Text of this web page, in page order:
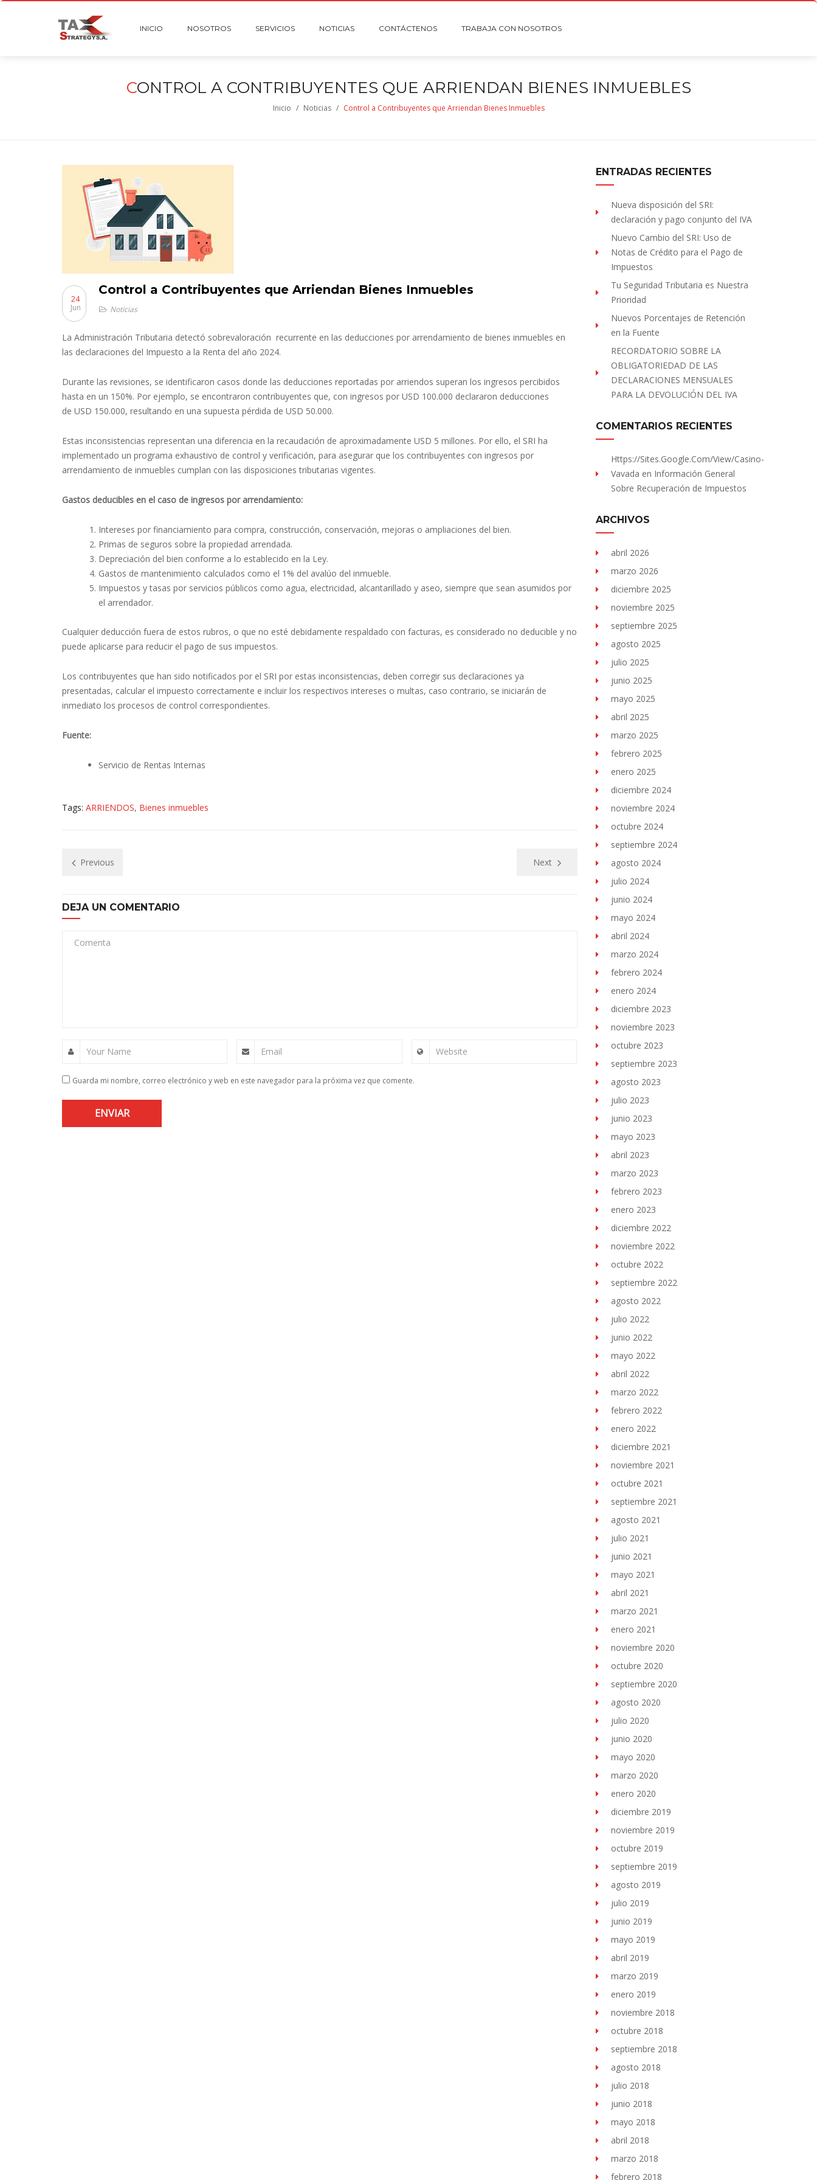
INICIO NOSOTROS SERVICIOS NOTICIAS CONTÁCTENOS TRABAJA CON NOSOTROS
CONTROL A CONTRIBUYENTES QUE ARRIENDAN BIENES INMUEBLES
Inicio / Noticias / Control a Contribuyentes que Arriendan Bienes Inmuebles
Control a Contribuyentes que Arriendan Bienes Inmuebles
24
Jun
Noticias
La Administración Tributaria detectó sobrevaloración recurrente en las deducciones por arrendamiento de bienes inmuebles en
las declaraciones del Impuesto a la Renta del año 2024.
Durante las revisiones, se identificaron casos donde las deducciones reportadas por arriendos superan los ingresos percibidos
hasta en un 150%. Por ejemplo, se encontraron contribuyentes que, con ingresos por USD 100.000 declararon deducciones
de USD 150.000, resultando en una supuesta pérdida de USD 50.000.
Estas inconsistencias representan una diferencia en la recaudación de aproximadamente USD 5 millones. Por ello, el SRI ha
implementado un programa exhaustivo de control y verificación, para asegurar que los contribuyentes con ingresos por
arrendamiento de inmuebles cumplan con las disposiciones tributarias vigentes.
Gastos deducibles en el caso de ingresos por arrendamiento:
Intereses por financiamiento para compra, construcción, conservación, mejoras o ampliaciones del bien.
Primas de seguros sobre la propiedad arrendada.
Depreciación del bien conforme a lo establecido en la Ley.
Gastos de mantenimiento calculados como el 1% del avalúo del inmueble.
Impuestos y tasas por servicios públicos como agua, electricidad, alcantarillado y aseo, siempre que sean asumidos por
el arrendador.
Cualquier deducción fuera de estos rubros, o que no esté debidamente respaldado con facturas, es considerado no deducible y no
puede aplicarse para reducir el pago de sus impuestos.
Los contribuyentes que han sido notificados por el SRI por estas inconsistencias, deben corregir sus declaraciones ya
presentadas, calcular el impuesto correctamente e incluir los respectivos intereses o multas, caso contrario, se iniciarán de
inmediato los procesos de control correspondientes.
Fuente:
Servicio de Rentas Internas
Tags: ARRIENDOS, Bienes inmuebles
Previous Next
DEJA UN COMENTARIO
Comenta
Your Name Email Website
Guarda mi nombre, correo electrónico y web en este navegador para la próxima vez que comente.
ENTRADAS RECIENTES
Nueva disposición del SRI:
declaración y pago conjunto del IVA
Nuevo Cambio del SRI: Uso de
Notas de Crédito para el Pago de
Impuestos
Tu Seguridad Tributaria es Nuestra
Prioridad
Nuevos Porcentajes de Retención
en la Fuente
RECORDATORIO SOBRE LA
OBLIGATORIEDAD DE LAS
DECLARACIONES MENSUALES
PARA LA DEVOLUCIÓN DEL IVA
COMENTARIOS RECIENTES
Https://sites.Google.com/view/Casino-
Vavada en Información General
Sobre Recuperación de Impuestos
ARCHIVOS
abril 2026
marzo 2026
diciembre 2025
noviembre 2025
septiembre 2025
agosto 2025
julio 2025
junio 2025
mayo 2025
abril 2025
marzo 2025
febrero 2025
enero 2025
diciembre 2024
noviembre 2024
octubre 2024
septiembre 2024
agosto 2024
julio 2024
junio 2024
mayo 2024
abril 2024
marzo 2024
febrero 2024
enero 2024
diciembre 2023
noviembre 2023
octubre 2023
septiembre 2023
agosto 2023
julio 2023
junio 2023
mayo 2023
abril 2023
marzo 2023
febrero 2023
enero 2023
diciembre 2022
noviembre 2022
octubre 2022
septiembre 2022
agosto 2022
julio 2022
junio 2022
mayo 2022
abril 2022
marzo 2022
febrero 2022
enero 2022
diciembre 2021
noviembre 2021
octubre 2021
septiembre 2021
agosto 2021
julio 2021
junio 2021
mayo 2021
abril 2021
marzo 2021
enero 2021
noviembre 2020
octubre 2020
septiembre 2020
agosto 2020
julio 2020
junio 2020
mayo 2020
marzo 2020
enero 2020
diciembre 2019
noviembre 2019
octubre 2019
septiembre 2019
agosto 2019
julio 2019
junio 2019
mayo 2019
abril 2019
marzo 2019
enero 2019
noviembre 2018
octubre 2018
septiembre 2018
agosto 2018
julio 2018
junio 2018
mayo 2018
abril 2018
marzo 2018
febrero 2018